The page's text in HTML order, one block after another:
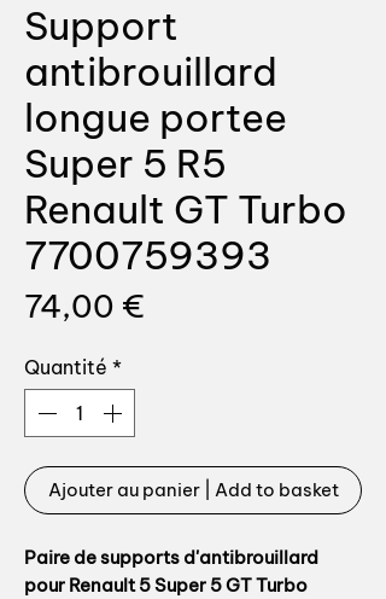
Support
antibrouillard
longue portee
Super 5 R5
Renault GT Turbo
7700759393
74,00 €
Quantité *
Ajouter au panier | Add to basket
Paire de supports d'antibrouillard
pour Renault 5 Super 5 GT Turbo